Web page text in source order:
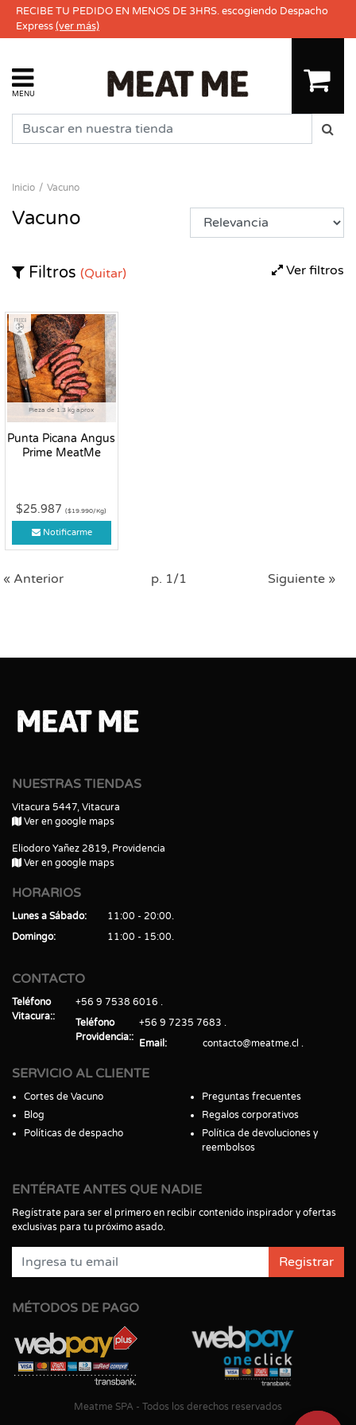
RECIBE TU PEDIDO EN MENOS DE 3HRS. escogiendo Despacho
Express(ver más)
MENU
Inicio Vacuno
Vacuno
Ver filtros
Filtros (Quitar)
Pieza de 1.3 kg aprox
Punta Picana Angus
Prime MeatMe
Fresco
$25.987($19.990/Kg)
Notificarme
« Anterior p. 1/1 Siguiente »
NUESTRAS TIENDAS
Vitacura 5447, Vitacura
Ver en google maps
Eliodoro Yañez 2819, Providencia
Ver en google maps
HORARIOS
Lunes a Sábado
11:00 - 20:00
Domingo
11:00 - 15:00
CONTACTO
Teléfono
Vitacura:
+56 9 7538 6016
Teléfono
Providencia:
+56 9 7235 7683
Email
contacto@meatme.cl
SERVICIO AL CLIENTE
Cortes de Vacuno
Blog
Políticas de despacho
Preguntas frecuentes
Regalos corporativos
Política de devoluciones y
reembolsos
ENTÉRATE ANTES QUE NADIE
Regístrate para ser el primero en recibir contenido inspirador y ofertas
exclusivas para tu próximo asado.
Registrar
MÉTODOS DE PAGO
Meatme SPA - Todos los derechos reservados